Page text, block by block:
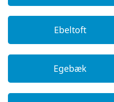
Ebeltoft
Egebæk